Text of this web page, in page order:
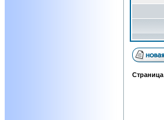
Страница